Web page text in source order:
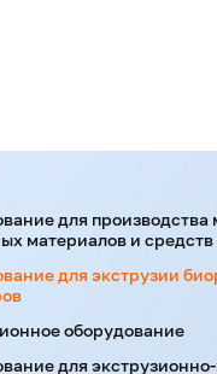
для
материалов и
для экструзии
оборудование
для